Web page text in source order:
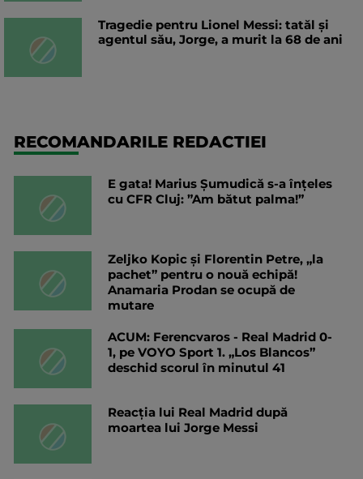
Tragedie pentru Lionel Messi: tatăl și
agentul său, Jorge, a murit la 68 de ani
RECOMANDARILE REDACTIEI
E gata! Marius Șumudică s-a înțeles
cu CFR Cluj: ”Am bătut palma!”
Zeljko Kopic și Florentin Petre, „la
pachet” pentru o nouă echipă!
Anamaria Prodan se ocupă de
mutare
ACUM: Ferencvaros - Real Madrid 0-
1, pe VOYO Sport 1. „Los Blancos”
deschid scorul în minutul 41
Reacția lui Real Madrid după
moartea lui Jorge Messi